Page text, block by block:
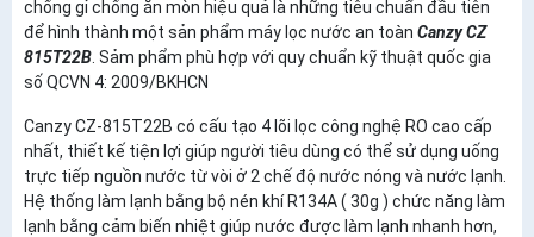
chống gỉ chống ăn mòn hiệu quả là những tiêu chuẩn đầu tiên
để hình thành một sản phẩm máy lọc nước an toàn Canzy CZ
815T22B . Sảm phẩm phù hợp với quy chuẩn kỹ thuật quốc gia
số QCVN 4: 2009/BKHCN
Canzy CZ-815T22B có cấu tạo 4 lõi lọc công nghệ RO cao cấp
nhất, thiết kế tiện lợi giúp người tiêu dùng có thể sử dụng uống
trực tiếp nguồn nước từ vòi ở 2 chế độ nước nóng và nước lạnh.
Hệ thống làm lạnh bằng bộ nén khí R134A ( 30g ) chức năng làm
lạnh bằng cảm biến nhiệt giúp nước được làm lạnh nhanh hơn,